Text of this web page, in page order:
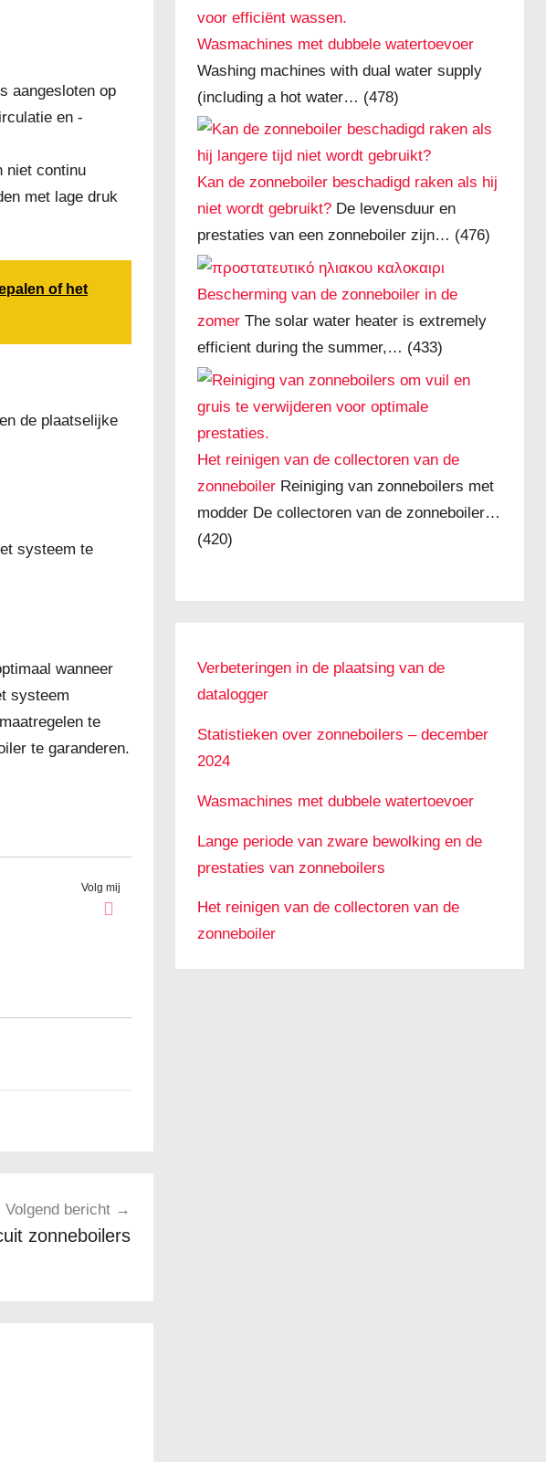
aangesloten op
en -
niet continu
met lage druk
of het
de plaatselijke
systeem te
wanneer
systeem
te
te garanderen.
Volg mij
Volgend bericht
zonneboilers
Wasmachines met dubbele watertoevoer
Washing machines with dual water supply
(including a hot water… (478)
Kan de zonneboiler beschadigd raken als hij
niet wordt gebruikt? De levensduur en
prestaties van een zonneboiler zijn… (476)
Bescherming van de zonneboiler in de
zomer The solar water heater is extremely
efficient during the summer,… (433)
Het reinigen van de collectoren van de
zonneboiler Reiniging van zonneboilers met
modder De collectoren van de zonneboiler…
(420)
Verbeteringen in de plaatsing van de
datalogger
Statistieken over zonneboilers – december
2024
Wasmachines met dubbele watertoevoer
Lange periode van zware bewolking en de
prestaties van zonneboilers
Het reinigen van de collectoren van de
zonneboiler